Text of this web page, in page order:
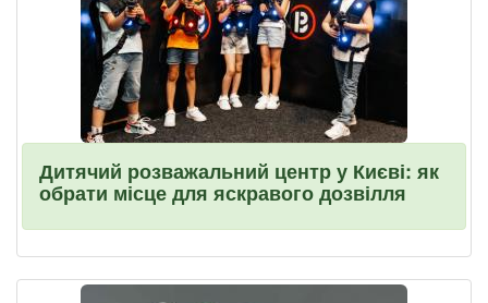
Дитячий розважальний центр у Києві: як
обрати місце для яскравого дозвілля